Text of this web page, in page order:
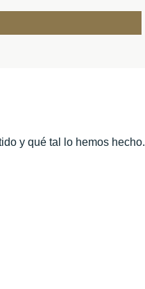
y qué tal lo hemos hecho.